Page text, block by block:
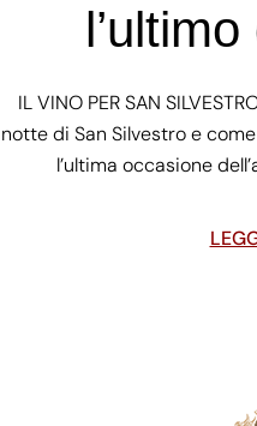
IL VINO PER SAN
notte di San Silvestro e
l’ultima occasione